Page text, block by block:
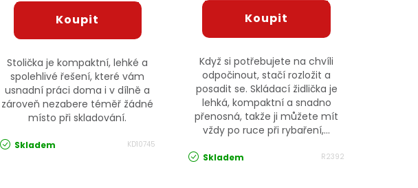
Stolička je kompaktní, lehké a
spolehlivé řešení, které vám
usnadní práci doma i v dílně a
zároveň nezabere téměř žádné
místo při skladování.
Skladem KD10745
Když si potřebujete na chvíli
odpočinout, stačí rozložit a
posadit se. Skládací židlička je
lehká, kompaktní a snadno
přenosná, takže ji můžete mít
vždy po ruce při rybaření,...
Skladem R2392